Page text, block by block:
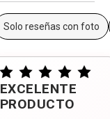
Solo reseñas con foto
EXCELENTE
PRODUCTO